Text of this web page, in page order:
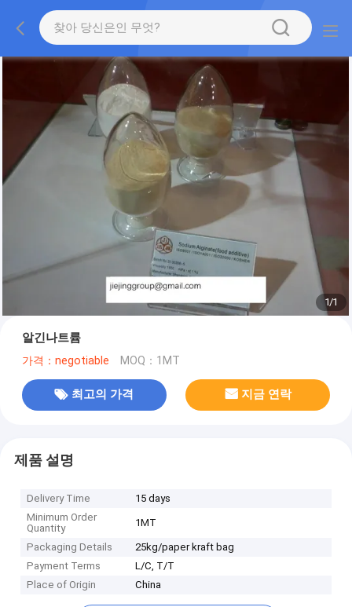
1/1
알긴나트륨
가격：negotiable MOQ：1MT
최고의 가격 지금 연락
제품 설명
Delivery Time
15 days
Minimum Order
Quantity
1MT
Packaging Details
25kg/paper kraft bag
Payment Terms
L/C, T/T
Place of Origin
China